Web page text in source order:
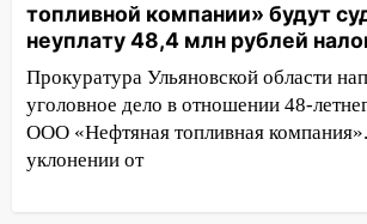
18:11 Ульяновская область
пилотным регионом проекта
«Культурное долголетие»
17:16 В реанимацию
областной больницы
топливной компании» будут
неуплату 48,4 млн рублей
Прокуратура Ульяновской области
уголовное дело в отношении 48-
ООО «Нефтяная топливная
уклонении от